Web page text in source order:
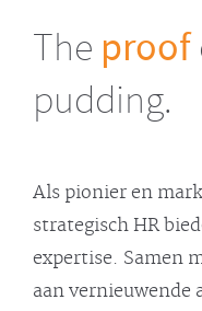
The proof
pudding.
Als pionier en
strategisch HR
expertise. Samen
aan vernieuwende